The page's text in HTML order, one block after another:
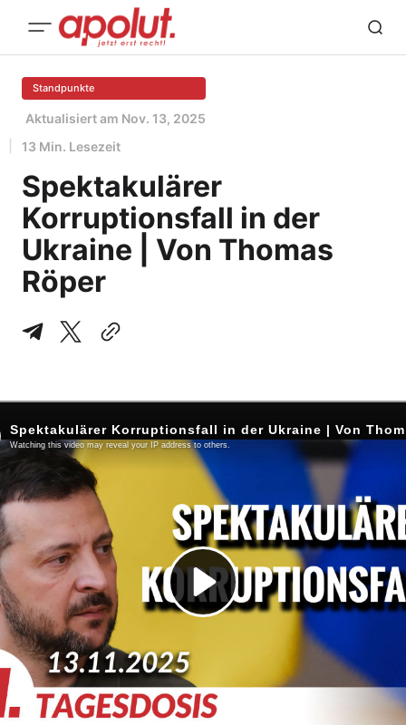
Standpunkte
Aktualisiert am Nov. 13, 2025
13 Min. Lesezeit
Spektakulärer
Korruptionsfall in der
Ukraine | Von Thomas
Röper